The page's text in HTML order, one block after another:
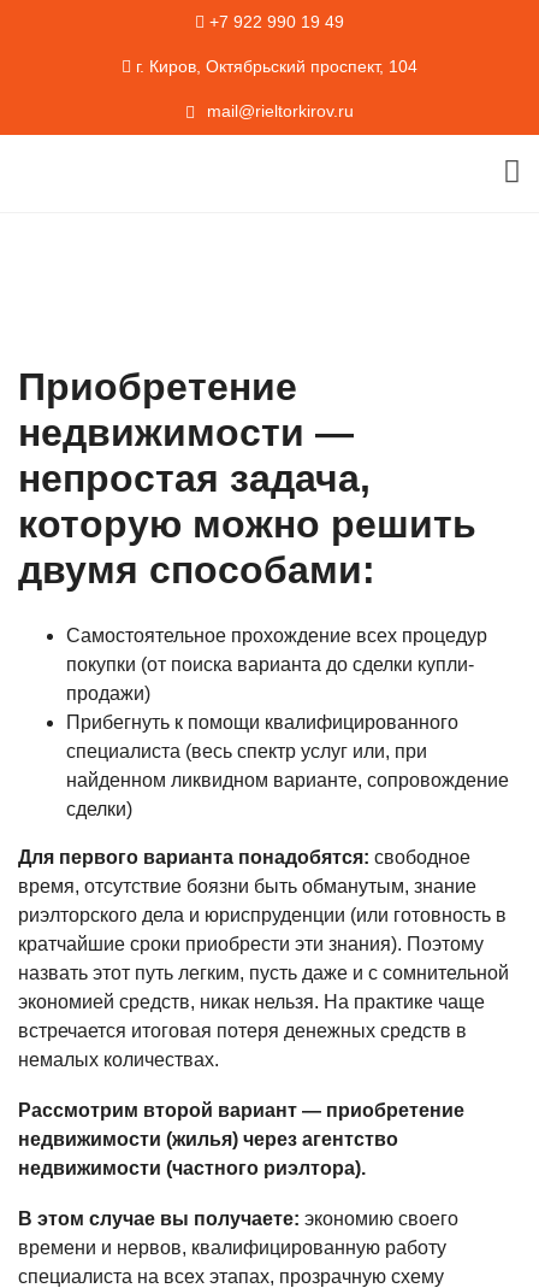
+7 922 990 19 49
г. Киров, Октябрьский проспект, 104
mail@rieltorkirov.ru
Приобретение
недвижимости —
непростая задача,
которую можно решить
двумя способами:
Самостоятельное прохождение всех процедур
покупки (от поиска варианта до сделки купли-
продажи)
Прибегнуть к помощи квалифицированного
специалиста (весь спектр услуг или, при
найденном ликвидном варианте, сопровождение
сделки)
Для первого варианта понадобятся: свободное
время, отсутствие боязни быть обманутым, знание
риэлторского дела и юриспруденции (или готовность в
кратчайшие сроки приобрести эти знания). Поэтому
назвать этот путь легким, пусть даже и с сомнительной
экономией средств, никак нельзя. На практике чаще
встречается итоговая потеря денежных средств в
немалых количествах.
Рассмотрим второй вариант — приобретение
недвижимости (жилья) через агентство
недвижимости (частного риэлтора).
В этом случае вы получаете: экономию своего
времени и нервов, квалифицированную работу
специалиста на всех этапах, прозрачную схему